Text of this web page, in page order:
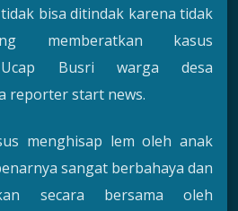
bisa ditindak karena tidak
memberatkan kasus
Ucap Busri warga desa
reporter start news.
menghisap lem oleh anak
sangat berbahaya dan
secara bersama oleh